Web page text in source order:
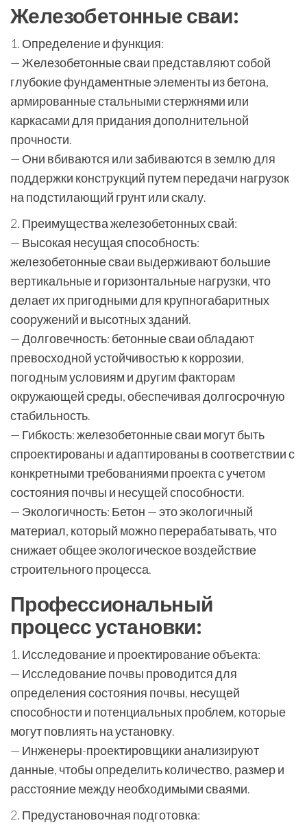
Железобетонные сваи:
1. Определение и функция:
— Железобетонные сваи представляют собой
глубокие фундаментные элементы из бетона,
армированные стальными стержнями или
каркасами для придания дополнительной
прочности.
— Они вбиваются или забиваются в землю для
поддержки конструкций путем передачи нагрузок
на подстилающий грунт или скалу.
2. Преимущества железобетонных свай:
— Высокая несущая способность:
железобетонные сваи выдерживают большие
вертикальные и горизонтальные нагрузки, что
делает их пригодными для крупногабаритных
сооружений и высотных зданий.
— Долговечность: бетонные сваи обладают
превосходной устойчивостью к коррозии,
погодным условиям и другим факторам
окружающей среды, обеспечивая долгосрочную
стабильность.
— Гибкость: железобетонные сваи могут быть
спроектированы и адаптированы в соответствии с
конкретными требованиями проекта с учетом
состояния почвы и несущей способности.
— Экологичность: Бетон — это экологичный
материал, который можно перерабатывать, что
снижает общее экологическое воздействие
строительного процесса.
Профессиональный
процесс установки:
1. Исследование и проектирование объекта:
— Исследование почвы проводится для
определения состояния почвы, несущей
способности и потенциальных проблем, которые
могут повлиять на установку.
— Инженеры-проектировщики анализируют
данные, чтобы определить количество, размер и
расстояние между необходимыми сваями.
2. Предустановочная подготовка: